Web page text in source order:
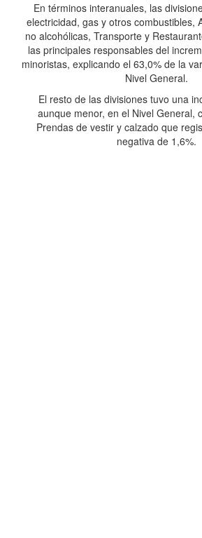
En términos interanuales, las
electricidad, gas y otros combustibles,
no alcohólicas, Transporte y
las principales responsables del
minoristas, explicando el 63,0% de la
Nivel General.
El resto de las divisiones tuvo una
aunque menor, en el Nivel General,
Prendas de vestir y calzado que
negativa de 1,6%.